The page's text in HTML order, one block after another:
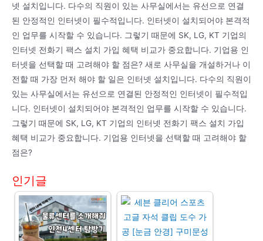
넷 설치입니다. 다수의 직원이 있는 사무실에서는 유선으로 연결
된 안정적인 인터넷이 필수적입니다. 인터넷이 설치되어야 본격적
인 업무를 시작할 수 있습니다. 그렇기 때문에 SK, LG, KT 기업의
인터넷 전화기 팩스 설치 가입 혜택 비교가 중요합니다. 기업용 인
터넷을 선택할 때 고려해야 할 점은? 새로 사무실을 개설하거나 이
전할 때 가장 먼저 해야 할 일은 인터넷 설치입니다. 다수의 직원이
있는 사무실에서는 유선으로 연결된 안정적인 인터넷이 필수적입
니다. 인터넷이 설치되어야 본격적인 업무를 시작할 수 있습니다.
그렇기 때문에 SK, LG, KT 기업의 인터넷 전화기 팩스 설치 가입
혜택 비교가 중요합니다. 기업용 인터넷을 선택할 때 고려해야 할
점은?
인기글